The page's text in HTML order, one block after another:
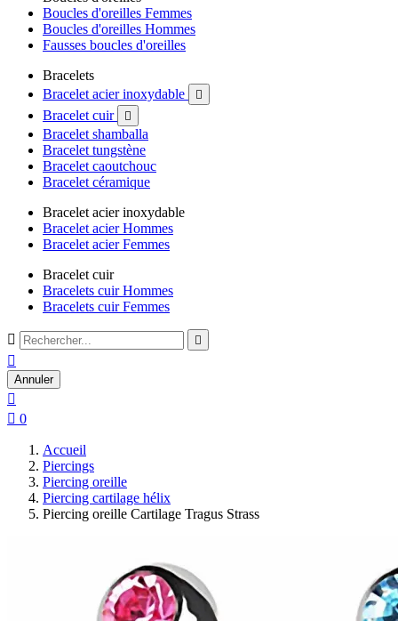
Boucles d'oreilles Femmes
Boucles d'oreilles Hommes
Fausses boucles d'oreilles
Bracelets
Bracelet acier inoxydable

Bracelet cuir 
Bracelet shamballa
Bracelet tungstène
Bracelet caoutchouc
Bracelet céramique
Bracelet acier inoxydable
Bracelet acier Hommes
Bracelet acier Femmes
Bracelet cuir
Bracelets cuir Hommes
Bracelets cuir Femmes
 

Annuler

 0
Accueil
Piercings
Piercing oreille
Piercing cartilage hélix
Piercing oreille Cartilage Tragus Strass